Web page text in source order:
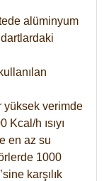
alüminyum
yüksek verimde
Kcal/h ısıyı
en az su
1000
karşılık